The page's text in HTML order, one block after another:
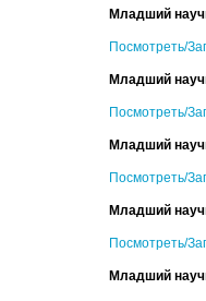
Младший
Посмотреть/
Младший
Посмотреть/
Младший
Посмотреть/
Младший
Посмотреть/
Младший